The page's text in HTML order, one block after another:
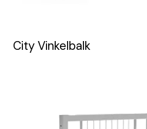
City Vinkelbalk